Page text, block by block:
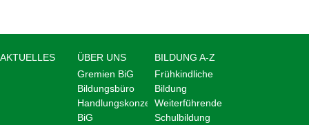
AKTUELLES
ÜBER UNS
Gremien BiG
Bildungsbüro
Handlungskonzept
BiG
BILDUNG A-Z
Frühkindliche
Bildung
Weiterführende
Schulbildung